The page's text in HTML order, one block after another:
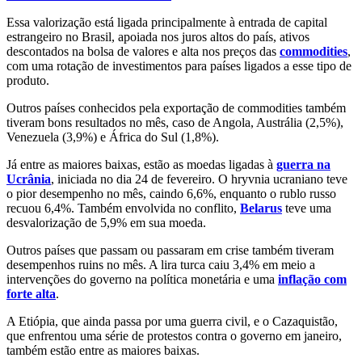
Essa valorização está ligada principalmente à entrada de capital
estrangeiro no Brasil, apoiada nos juros altos do país, ativos
descontados na bolsa de valores e alta nos preços das commodities,
com uma rotação de investimentos para países ligados a esse tipo de
produto.
Outros países conhecidos pela exportação de commodities também
tiveram bons resultados no mês, caso de Angola, Austrália (2,5%),
Venezuela (3,9%) e África do Sul (1,8%).
Já entre as maiores baixas, estão as moedas ligadas à guerra na
Ucrânia, iniciada no dia 24 de fevereiro. O hryvnia ucraniano teve
o pior desempenho no mês, caindo 6,6%, enquanto o rublo russo
recuou 6,4%. Também envolvida no conflito, Belarus teve uma
desvalorização de 5,9% em sua moeda.
Outros países que passam ou passaram em crise também tiveram
desempenhos ruins no mês. A lira turca caiu 3,4% em meio a
intervenções do governo na política monetária e uma inflação com
forte alta.
A Etiópia, que ainda passa por uma guerra civil, e o Cazaquistão,
que enfrentou uma série de protestos contra o governo em janeiro,
também estão entre as maiores baixas.